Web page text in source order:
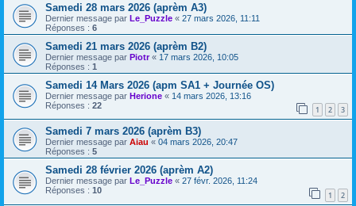
Samedi 28 mars 2026 (aprèm A3)
Dernier message par Le_Puzzle « 27 mars 2026, 11:11
Réponses : 6
Samedi 21 mars 2026 (aprèm B2)
Dernier message par Piotr« 17 mars 2026, 10:05
Réponses : 1
Samedi 14 Mars 2026 (apm SA1 + Journée OS)
Dernier message par Herione « 14 mars 2026, 13:16
Réponses : 22 1 2 3
Samedi 7 mars 2026 (aprèm B3)
Dernier message par Aiau « 04 mars 2026, 20:47
Réponses : 5
Samedi 28 février 2026 (aprèm A2)
Dernier message par Le_Puzzle « 27 févr. 2026, 11:24
Réponses : 10 1 2